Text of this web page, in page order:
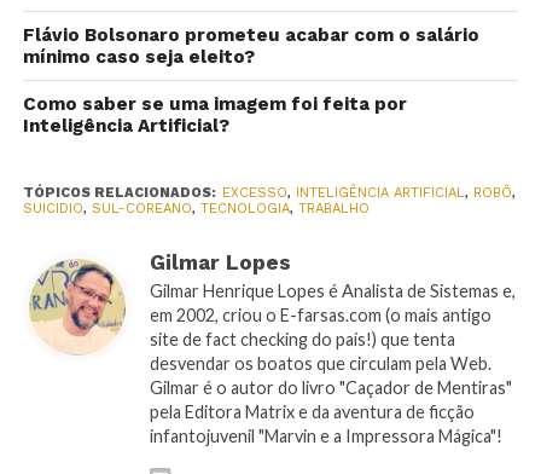
Flávio Bolsonaro prometeu acabar com o salário
mínimo caso seja eleito?
Como saber se uma imagem foi feita por
Inteligência Artificial?
TÓPICOS RELACIONADOS: EXCESSO, INTELIGÊNCIA ARTIFICIAL , ROBÔ,
SUICIDIO, SUL-COREANO, TECNOLOGIA, TRABALHO
Gilmar Lopes
Gilmar Henrique Lopes é Analista de Sistemas e,
em 2002, criou o E-farsas.com (o mais antigo
site de fact checking do país!) que tenta
desvendar os boatos que circulam pela Web.
Gilmar é o autor do livro "Caçador de Mentiras"
pela Editora Matrix e da aventura de ficção
infantojuvenil "Marvin e a Impressora Mágica"!